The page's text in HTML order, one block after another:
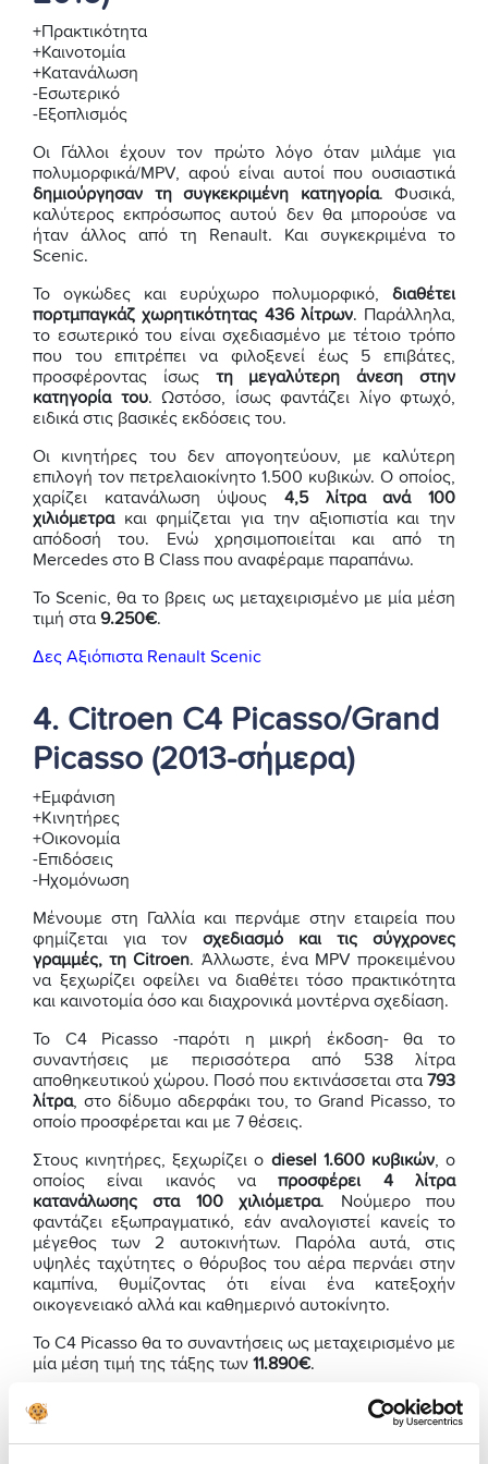
+Πρακτικότητα
+Καινοτομία
+Κατανάλωση
-Εσωτερικό
-Εξοπλισμός
Οι Γάλλοι έχουν τον πρώτο λόγο όταν μιλάμε για
πολυμορφικά/MPV, αφού είναι αυτοί που ουσιαστικά
δημιούργησαν τη συγκεκριμένη κατηγορία. Φυσικά,
καλύτερος εκπρόσωπος αυτού δεν θα μπορούσε να
ήταν άλλος από τη Renault. Και συγκεκριμένα το
Scenic.
Το ογκώδες και ευρύχωρο πολυμορφικό, διαθέτει
πορτμπαγκάζ χωρητικότητας 436 λίτρων. Παράλληλα,
το εσωτερικό του είναι σχεδιασμένο με τέτοιο τρόπο
που του επιτρέπει να φιλοξενεί έως 5 επιβάτες,
προσφέροντας ίσως τη μεγαλύτερη άνεση στην
κατηγορία του. Ωστόσο, ίσως φαντάζει λίγο φτωχό,
ειδικά στις βασικές εκδόσεις του.
Οι κινητήρες του δεν απογοητεύουν, με καλύτερη
επιλογή τον πετρελαιοκίνητο 1.500 κυβικών. Ο οποίος,
χαρίζει κατανάλωση ύψους 4,5 λίτρα ανά 100
χιλιόμετρακαι φημίζεται για την αξιοπιστία και την
απόδοσή του. Ενώ χρησιμοποιείται και από τη
Mercedes στο B Class που αναφέραμε παραπάνω.
Το Scenic, θα το βρεις ως μεταχειρισμένο με μία μέση
τιμή στα 9.250€.
Δες Αξιόπιστα Renault Scenic
4. Citroen C4 Picasso/Grand
Picasso (2013-σήμερα)
+Εμφάνιση
+Κινητήρες
+Οικονομία
-Επιδόσεις
-Ηχομόνωση
Μένουμε στη Γαλλία και περνάμε στην εταιρεία που
φημίζεται για τον σχεδιασμό και τις σύγχρονες
γραμμές, τη Citroen. Άλλωστε, ένα MPV προκειμένου
να ξεχωρίζει οφείλει να διαθέτει τόσο πρακτικότητα
και καινοτομία όσο και διαχρονικά μοντέρνα σχεδίαση.
Το C4 Picasso -παρότι η μικρή έκδοση- θα το
συναντήσεις με περισσότερα από 538 λίτρα
αποθηκευτικού χώρου. Ποσό που εκτινάσσεται στα 793
λίτρα, στο δίδυμο αδερφάκι του, το Grand Picasso, το
οποίο προσφέρεται και με 7 θέσεις.
Στους κινητήρες, ξεχωρίζει ο diesel 1.600 κυβικών, ο
οποίος είναι ικανός ναπροσφέρει 4 λίτρα
κατανάλωσης στα 100 χιλιόμετρα. Νούμερο που
φαντάζει εξωπραγματικό, εάν αναλογιστεί κανείς το
μέγεθος των 2 αυτοκινήτων. Παρόλα αυτά, στις
υψηλές ταχύτητες ο θόρυβος του αέρα περνάει στην
καμπίνα, θυμίζοντας ότι είναι ένα κατεξοχήν
οικογενειακό αλλά και καθημερινό αυτοκίνητο.
Το C4 Picasso θα το συναντήσεις ως μεταχειρισμένο με
μία μέση τιμή της τάξης των 11.890€.
Δες Πιστοποιημένα Citroen